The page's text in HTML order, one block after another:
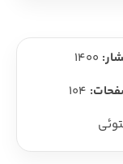
1400
104